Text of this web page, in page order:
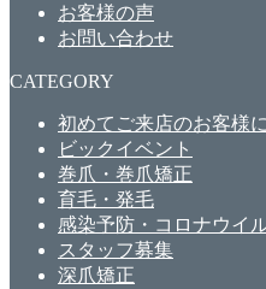
お客様の声
お問い合わせ
CATEGORY
初めてご来店のお客様に
ビックイベント
巻爪・巻爪矯正
育毛・発毛
感染予防・コロナウイ
スタッフ募集
深爪矯正